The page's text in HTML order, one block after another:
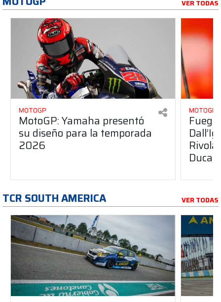
VER TODAS
MOTOGP
MotoGP: Yamaha presentó
su diseño para la temporada
2026
MOTOGP
Ducati
TCR SOUTH AMERICA VER TODAS